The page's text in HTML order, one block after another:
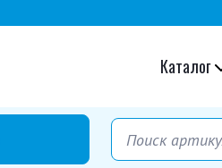
Каталог